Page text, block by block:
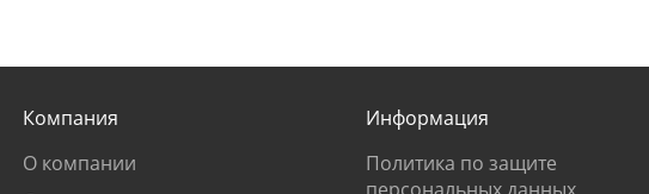
Компания
О компании
Информация
Политика по защите